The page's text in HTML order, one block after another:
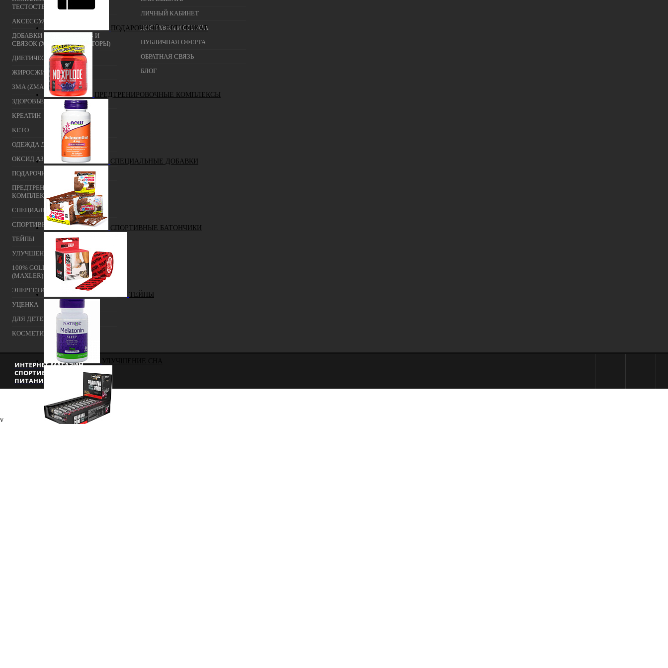
ПОДАРОЧНЫЙ СЕРТИФИКАТ
ПРЕДТРЕНИРОВОЧНЫЕ КОМПЛЕКСЫ
СПЕЦИАЛЬНЫЕ ДОБАВКИ
СПОРТИВНЫЕ БАТОНЧИКИ
ТЕЙПЫ
УЛУЧШЕНИЕ СНА
ТЕСТОСТЕРОНА)
АКСЕССУАРЫ
ДОБАВКИ ДЛЯ СУСТАВОВ И
СВЯЗОК (ХОНДРОПРОТЕКТОРЫ)
ДИЕТИЧЕСКОЕ ПИТАНИЕ
ЖИРОСЖИГАТЕЛИ
ЗМА (ZMA)
ЗДОРОВЬЕ И ДОЛГОЛЕТИЕ
КРЕАТИН
KETO
ОДЕЖДА ДЛЯ ТРЕНИРОВОК
ОКСИД АЗОТА (NO, AAKG)
ПОДАРОЧНЫЙ СЕРТИФИКАТ
ПРЕДТРЕНИРОВОЧНЫЕ
КОМПЛЕКСЫ
СПЕЦИАЛЬНЫЕ ДОБАВКИ
СПОРТИВНЫЕ БАТОНЧИКИ
ТЕЙПЫ
УЛУЧШЕНИЕ СНА
100% GOLDEN BCAA 210 ГР
(MAXLER) (НАТУРАЛЬНЫЙ)
ЭНЕРГЕТИЧЕСКИЕ ДОБАВКИ
УЦЕНКА
ДЛЯ ДЕТЕЙ
КОСМЕТИКА
ЛИЧНЫЙ КАБИНЕТ
ДОСТАВКА И ОПЛАТА
ПУБЛИЧНАЯ ОФЕРТА
ОБРАТНАЯ СВЯЗЬ
БЛОГ
ИНТЕРНЕТ-МАГАЗИН
СПОРТИВНОГО
ПИТАНИЯ Г. МОСКВА
v